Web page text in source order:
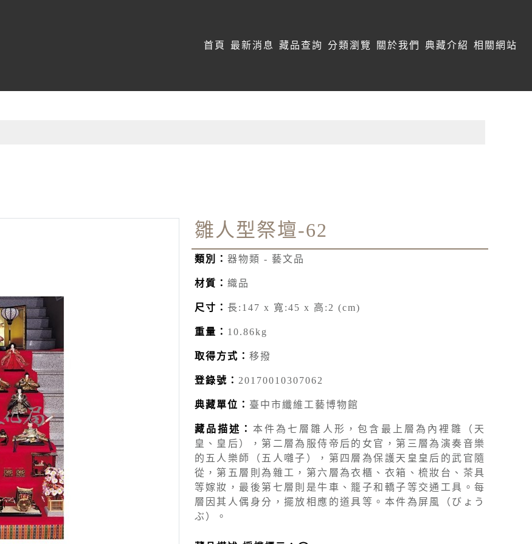
首頁 最新消息 藏品查詢 分類瀏覽 關於我們 典藏介紹 相關網站
雛人型祭壇-62
類別： 器物類 - 藝文品
材質： 織品
尺寸： 長:147 x 寬:45 x 高:2 (cm)
重量： 10.86kg
取得方式： 移撥
登錄號： 20170010307062
典藏單位： 臺中市纖維工藝博物館
藏品描述： 本件為七層雛人形，包含最上層為內裡雛（天
皇、皇后），第二層為服侍帝后的女官，第三層為演奏音樂
的五人樂師（五人囃子），第四層為保護天皇皇后的武官隨
從，第五層則為雜工，第六層為衣櫃、衣箱、梳妝台、茶具
等嫁妝，最後第七層則是牛車、籠子和轎子等交通工具。每
層因其人偶身分，擺放相應的道具等。本件為屏風（びょう
ぶ）。